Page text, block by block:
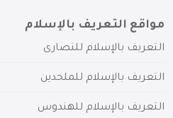
مواقع التعريف بالإسلام
التعريف بالإسلام للنصارى
التعريف بالإسلام للملحدين
التعريف بالإسلام للهندوس